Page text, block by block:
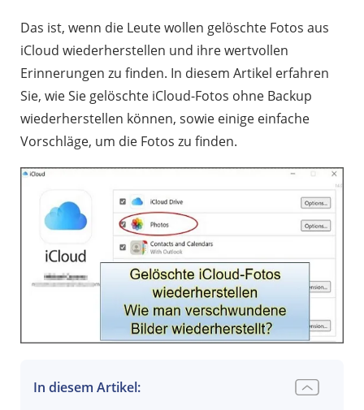
Das ist, wenn die Leute wollen gelöschte Fotos aus
iCloud wiederherstellen und ihre wertvollen
Erinnerungen zu finden. In diesem Artikel erfahren
Sie, wie Sie gelöschte iCloud-Fotos ohne Backup
wiederherstellen können, sowie einige einfache
Vorschläge, um die Fotos zu finden.
In diesem Artikel: